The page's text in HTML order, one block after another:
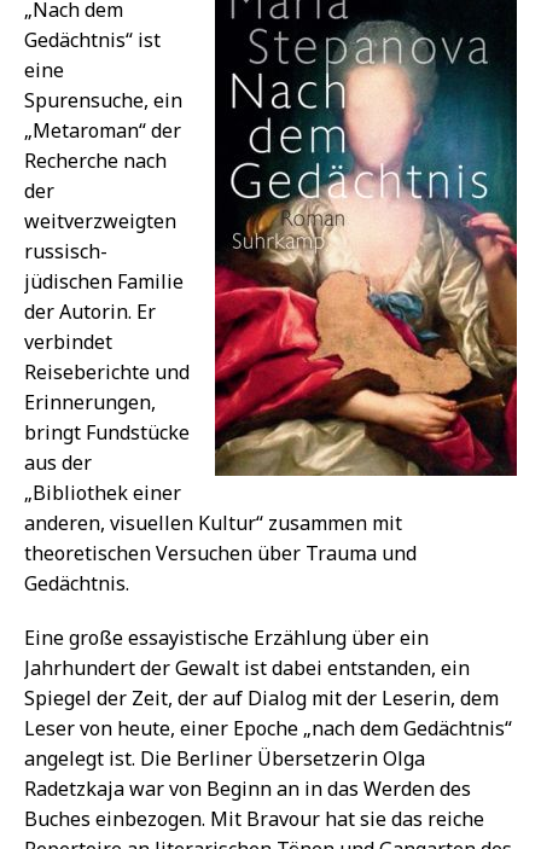
„Nach dem
Gedächtnis“ ist
eine
Spurensuche, ein
„Metaroman“ der
Recherche nach
der
weitverzweigten
russisch-
jüdischen Familie
der Autorin. Er
verbindet
Reiseberichte und
Erinnerungen,
bringt Fundstücke
aus der
„Bibliothek einer
anderen, visuellen Kultur“ zusammen mit
theoretischen Versuchen über Trauma und
Gedächtnis.
Eine große essayistische Erzählung über ein
Jahrhundert der Gewalt ist dabei entstanden, ein
Spiegel der Zeit, der auf Dialog mit der Leserin, dem
Leser von heute, einer Epoche „nach dem Gedächtnis“
angelegt ist. Die Berliner Übersetzerin Olga
Radetzkaja war von Beginn an in das Werden des
Buches einbezogen. Mit Bravour hat sie das reiche